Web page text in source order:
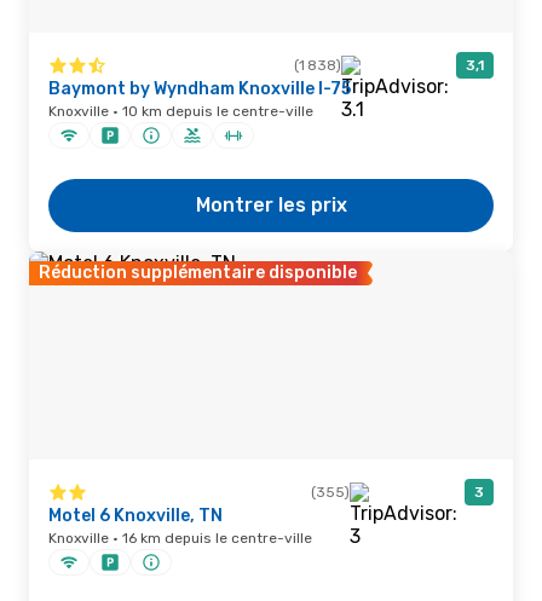
(1 838) 3,1
Baymont by Wyndham Knoxville I-75
Knoxville · 10 km depuis le centre-ville
Montrer les prix
Réduction supplémentaire disponible
(355) 3
Motel 6 Knoxville, TN
Knoxville · 16 km depuis le centre-ville